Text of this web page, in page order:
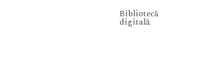
Bibliotecă
digitală